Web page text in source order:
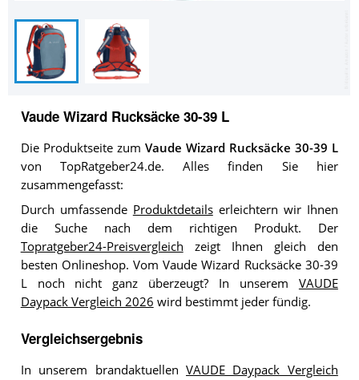
Vaude Wizard Rucksäcke 30-39 L
Die Produktseite zum Vaude Wizard Rucksäcke 30-39 L
von TopRatgeber24.de. Alles finden Sie hier
zusammengefasst:
Durch umfassende Produktdetailserleichtern wir Ihnen
die Suche nach dem richtigen Produkt. Der
Topratgeber24-Preisvergleich zeigt Ihnen gleich den
besten Onlineshop. Vom Vaude Wizard Rucksäcke 30-39
L noch nicht ganz überzeugt? In unserem VAUDE
Daypack Vergleich 2026 wird bestimmt jeder fündig.
Vergleichsergebnis
In unserem brandaktuellen VAUDE Daypack Vergleich